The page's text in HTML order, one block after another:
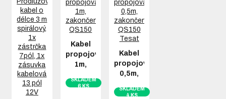
Kabel
propojovací
1m,
QS150
SKLADEM
6 KS
Kabel
propojovací
0,5m,
QS150
SKLADEM
4 KS